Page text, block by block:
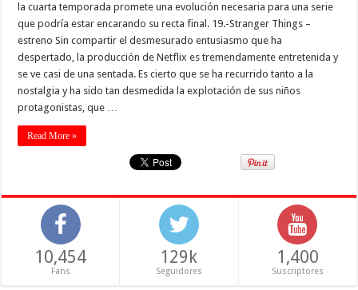
la cuarta temporada promete una evolución necesaria para una serie
que podría estar encarando su recta final. 19.-Stranger Things –
estreno Sin compartir el desmesurado entusiasmo que ha
despertado, la producción de Netflix es tremendamente entretenida y
se ve casi de una sentada. Es cierto que se ha recurrido tanto a la
nostalgia y ha sido tan desmedida la explotación de sus niños
protagonistas, que …
Read More »
10,454
Fans
129k
Seguidores
1,400
Suscriptores